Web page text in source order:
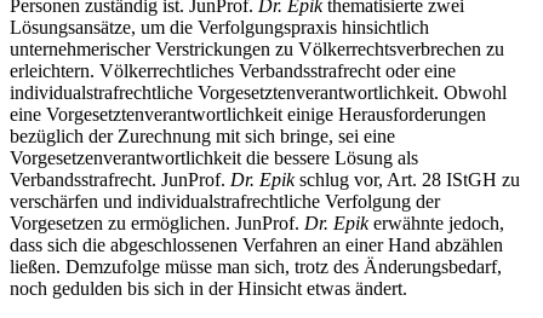
Personen zuständig ist. JunProf. Dr. Epikthematisierte zwei
Lösungsansätze, um die Verfolgungspraxis hinsichtlich
unternehmerischer Verstrickungen zu Völkerrechtsverbrechen zu
erleichtern. Völkerrechtliches Verbandsstrafrecht oder eine
individualstrafrechtliche Vorgesetztenverantwortlichkeit. Obwohl
eine Vorgesetztenverantwortlichkeit einige Herausforderungen
bezüglich der Zurechnung mit sich bringe, sei eine
Vorgesetzenverantwortlichkeit die bessere Lösung als
Verbandsstrafrecht. JunProf. Dr. Epikschlug vor, Art. 28 IStGH zu
verschärfen und individualstrafrechtliche Verfolgung der
Vorgesetzen zu ermöglichen. JunProf. Dr. Epikerwähnte jedoch,
dass sich die abgeschlossenen Verfahren an einer Hand abzählen
ließen. Demzufolge müsse man sich, trotz des Änderungsbedarf,
noch gedulden bis sich in der Hinsicht etwas ändert.